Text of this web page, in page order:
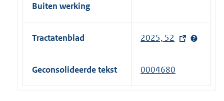
Buiten werking
Tractatenblad 2025, 52
e
e
Geconsolideerde tekst 0004680